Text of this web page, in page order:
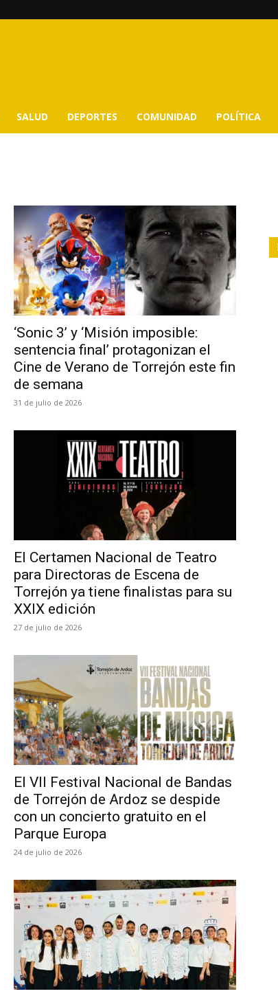
SALUD DEPORTES COMUNIDAD POLÍTICA
‘Sonic 3’ y ‘Misión imposible:
sentencia final’ protagonizan el
Cine de Verano de Torrejón este fin
de semana
31 de julio de 2026
El Certamen Nacional de Teatro
para Directoras de Escena de
Torrejón ya tiene finalistas para su
XXIX edición
27 de julio de 2026
El VII Festival Nacional de Bandas
de Torrejón de Ardoz se despide
con un concierto gratuito en el
Parque Europa
24 de julio de 2026